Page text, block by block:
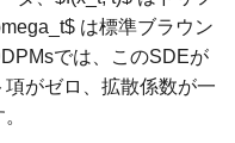
は標準ブラウン
では、このSDEが
がゼロ、拡散係数が一